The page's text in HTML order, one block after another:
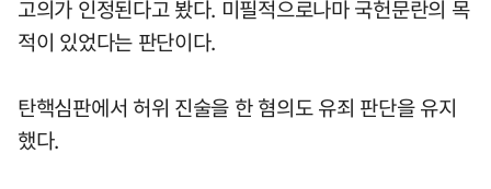
고의가 인정된다고 봤다. 미필적으로나마 국헌문란의 목
적이 있었다는 판단이다.
탄핵심판에서 허위 진술을 한 혐의도 유죄 판단을 유지
했다.